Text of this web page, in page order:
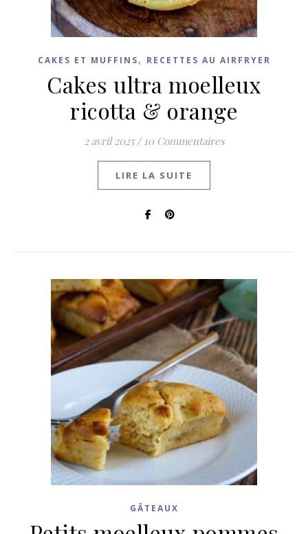
CAKES ET MUFFINS, RECETTES AU AIRFRYER
Cakes ultra moelleux
ricotta & orange
2 avril 2025 / 10 Commentaires
LIRE LA SUITE
GÂTEAUX